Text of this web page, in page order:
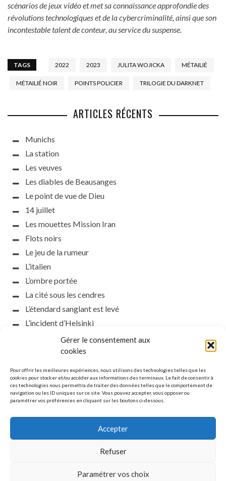
Gérer le consentement aux
cookies
Pour offrir les meilleures expériences, nous utilisons des technologies telles que les
cookies pour stocker et/ou accéder aux informations des terminaux. Le fait de consentir à
ces technologies nous permettra de traiter des données telles que le comportement de
navigation ou les ID uniques sur ce site. Vous pouvez accepter, vous opposer ou
paramétrer vos préférences en cliquant sur les boutons ci-dessous.
Accepter
Refuser
Paramétrer vos choix
scénarios de jeux vidéo et met sa connaissance approfondie des
révolutions technologiques et de la cybercriminalité, ainsi que son
incontestable talent de conteur, au service du suspense.
TAGS 2022 2023 JULITA WOJICKA MÉTAILIÉ
MÉTAILIÉ NOIR POINTS POLICIER TRILOGIE DU DARKNET
ARTICLES RÉCENTS
Munichs
La station
Les veuves
Les diables de Beausanges
Le point de vue de Dieu
14 juillet
Les mouettes Mission Iran
Flots noirs
Le jeu de la rumeur
L’italien
L’ombre portée
La cité sous les cendres
L’étendard sanglant est levé
L’incident d’Helsinki
la petite fasciste
Toutes les nuances de la nuit
Que s’obscurcissent le soleil et la lumière
Le silence
MENTIONS LÉGALES